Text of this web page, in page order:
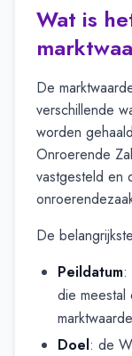
Wat is
De
verschillende
worden
Onroerende
vastgesteld en
De
Peildatum:
die
Doel: de